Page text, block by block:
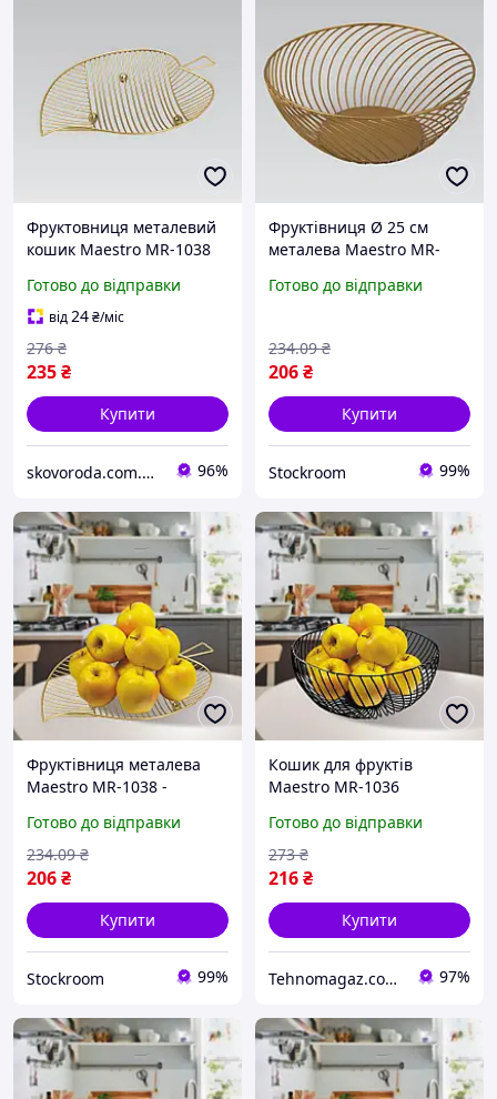
Фруктовниця металевий
кошик Maestro MR-1038
декоративна настільна
Готово до відправки
від24₴/міс
235₴
276 ₴
Купити
skovoroda.com.ua – все для кухні та дому 96%
Фруктівниця Ø 25 см
металева Maestro MR-
Готово до відправки
206₴
234.09 ₴
Купити
Stockroom 99%
Фруктівниця металева
Maestro MR-1038 -
Готово до відправки
206₴
234.09 ₴
Купити
Stockroom 99%
Кошик для фруктів
Maestro MR-1036
Готово до відправки
216₴
273 ₴
Купити
Tehnomagaz.com.ua - це передовий інтернет-магазин, спеціалізуючийся на продажу техніки 97%